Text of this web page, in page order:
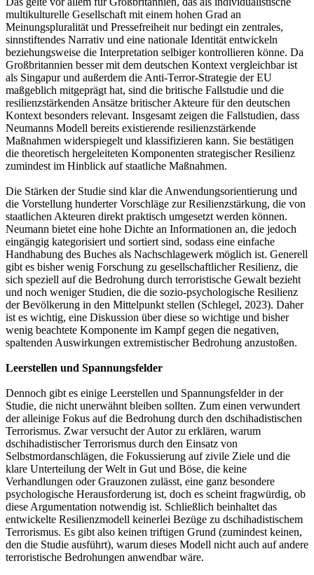
multikulturelle Gesellschaft mit einem hohen Grad an
Meinungspluralität und Pressefreiheit nur bedingt ein zentrales,
sinnstiftendes Narrativ und eine nationale Identität entwickeln
beziehungsweise die Interpretation selbiger kontrollieren könne. Da
Großbritannien besser mit dem deutschen Kontext vergleichbar ist
als Singapur und außerdem die Anti-Terror-Strategie der EU
maßgeblich mitgeprägt hat, sind die britische Fallstudie und die
resilienzstärkenden Ansätze britischer Akteure für den deutschen
Kontext besonders relevant. Insgesamt zeigen die Fallstudien, dass
Neumanns Modell bereits existierende resilienzstärkende
Maßnahmen widerspiegelt und klassifizieren kann. Sie bestätigen
die theoretisch hergeleiteten Komponenten strategischer Resilienz
zumindest im Hinblick auf staatliche Maßnahmen.
Die Stärken der Studie sind klar die Anwendungsorientierung und
die Vorstellung hunderter Vorschläge zur Resilienzstärkung, die von
staatlichen Akteuren direkt praktisch umgesetzt werden können.
Neumann bietet eine hohe Dichte an Informationen an, die jedoch
eingängig kategorisiert und sortiert sind, sodass eine einfache
Handhabung des Buches als Nachschlagewerk möglich ist. Generell
gibt es bisher wenig Forschung zu gesellschaftlicher Resilienz, die
sich speziell auf die Bedrohung durch terroristische Gewalt bezieht
und noch weniger Studien, die die sozio-psychologische Resilienz
der Bevölkerung in den Mittelpunkt stellen (Schlegel, 2023). Daher
ist es wichtig, eine Diskussion über diese so wichtige und bisher
wenig beachtete Komponente im Kampf gegen die negativen,
spaltenden Auswirkungen extremistischer Bedrohung anzustoßen.
Leerstellen und Spannungsfelder
Dennoch gibt es einige Leerstellen und Spannungsfelder in der
Studie, die nicht unerwähnt bleiben sollten. Zum einen verwundert
der alleinige Fokus auf die Bedrohung durch den dschihadistischen
Terrorismus. Zwar versucht der Autor zu erklären, warum
dschihadistischer Terrorismus durch den Einsatz von
Selbstmordanschlägen, die Fokussierung auf zivile Ziele und die
klare Unterteilung der Welt in Gut und Böse, die keine
Verhandlungen oder Grauzonen zulässt, eine ganz besondere
psychologische Herausforderung ist, doch es scheint fragwürdig, ob
diese Argumentation notwendig ist. Schließlich beinhaltet das
entwickelte Resilienzmodell keinerlei Bezüge zu dschihadistischem
Terrorismus. Es gibt also keinen triftigen Grund (zumindest keinen,
den die Studie ausführt), warum dieses Modell nicht auch auf andere
terroristische Bedrohungen anwendbar wäre.